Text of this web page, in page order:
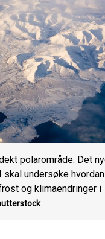
polarområde. Det
undersøke
og klimaendringer i